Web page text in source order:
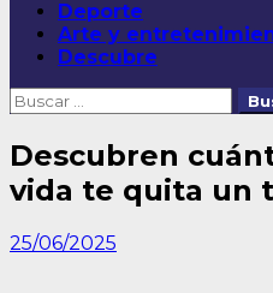
Deporte
Arte y
Descubre
Buscar:
Descubren
vida te quita un
25/06/2025